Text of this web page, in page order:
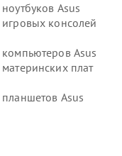
Asus
консолей
Asus
плат
Asus